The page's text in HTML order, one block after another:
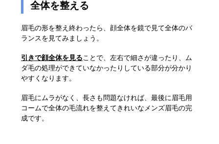
全体を整える
眉毛の形を整え終わったら、顔全体を鏡で見て全体のバ
ランスを見てみましょう。
引きで顔全体を見ることで、左右で細さが違ったり、ム
ダ毛の処理ができていなかったりしている部分が分かり
やすくなります。
眉毛にムラがなく、長さも問題なければ、最後に眉毛用
コームで全体の毛流れを整えてきれいなメンズ眉毛の完
成です。